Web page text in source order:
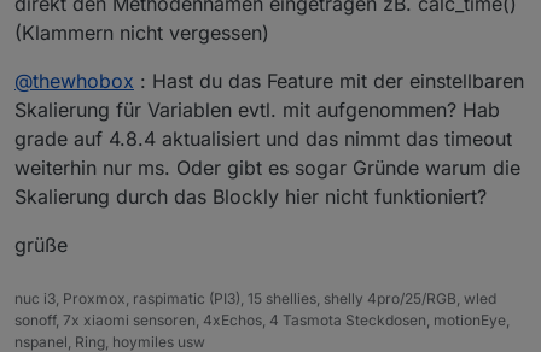
habe (war nur ein Test für meine Bewässerung)
(Klammern nicht vergessen)
@thewhobox : Hast du das Feature mit der einstellbaren
Skalierung für Variablen evtl. mit aufgenommen? Hab
grade auf 4.8.4 aktualisiert und das nimmt das timeout
weiterhin nur ms. Oder gibt es sogar Gründe warum die
Skalierung durch das Blockly hier nicht funktioniert?
grüße
nuc i3, Proxmox, raspimatic (PI3), 15 shellies, shelly 4pro/25/RGB, wled
sonoff, 7x xiaomi sensoren, 4xEchos, 4 Tasmota Steckdosen, motionEye,
nspanel, Ring, hoymiles usw